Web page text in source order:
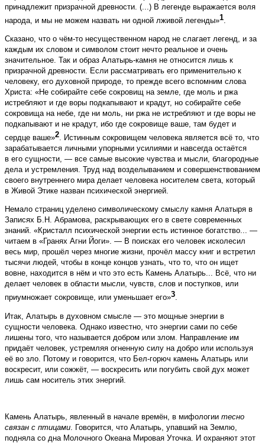
принадлежит призрачной древности. (...) В легенде выражается воля
народа, и мы не можем назвать ни одной лживой легенды»1.
Сказано, что о чём-то несущественном народ не слагает легенд, и за
каждым их словом и символом стоит нечто реальное и очень
значительное. Так и образ Алатырь-камня не относится лишь к
призрачной древности. Если рассматривать его применительно к
человеку, его духовной природе, то прежде всего вспомним слова
Христа: «Не собирайте себе сокровищ на земле, где моль и ржа
истребляют и где воры подкапывают и крадут, но собирайте себе
сокровища на небе, где ни моль, ни ржа не истребляют и где воры не
подкапывают и не крадут, ибо где сокровище ваше, там будет и
сердце ваше»2. Истинным сокровищем человека является всё то, что
зарабатывается личными упорными усилиями и навсегда остаётся
в его сущности, — все самые высокие чувства и мысли, благородные
дела и устремления. Труд над возделыванием и совершенствованием
своего внутреннего мира делает человека носителем света, который
в Живой Этике назван психической энергией.
Немало страниц уделено символическому смыслу камня Алатыря в
Записях Б.Н. Абрамова, раскрывающих его в свете современных
знаний. «Кристалл психической энергии есть истинное богатство... —
читаем в «Гранях Агни Йоги». — В поисках его человек исколесил
весь мир, прошёл через многие жизни, прочёл массу книг и встретил
тысячи людей, чтобы в конце концов узнать, что то, что он ищет
вовне, находится в нём и что это есть Камень Алатырь... Всё, что ни
делает человек в области мысли, чувств, слов и поступков, или
приумножает сокровище, или уменьшает его»3.
Итак, Алатырь в духовном смысле — это мощные энергии в
сущности человека. Однако известно, что энергии сами по себе
лишены того, что называется добром или злом. Направление им
придаёт человек, устремляя огненную силу на добро или используя
её во зло. Потому и говорится, что Бел-горюч камень Алатырь или
воскресит, или сожжёт, — воскресить или погубить свой дух может
лишь сам носитель этих энергий.
Камень Алатырь, явленный в начале времён, в мифологии тесно
связан с птицами . Говорится, что Алатырь, упавший на Землю,
подняла со дна Молочного Океана Мировая Уточка. И охраняют этот